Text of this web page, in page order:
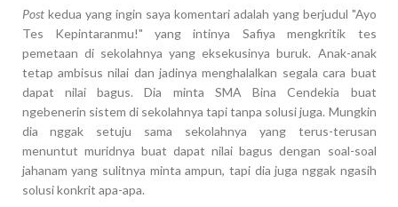
Post kedua yang ingin saya komentari adalah yang berjudul "Ayo
Tes Kepintaranmu!" yang intinya Safiya mengkritik tes
pemetaan di sekolahnya yang eksekusinya buruk. Anak-anak
tetap ambisus nilai dan jadinya menghalalkan segala cara buat
dapat nilai bagus. Dia minta SMA Bina Cendekia buat
ngebenerin sistem di sekolahnya tapi tanpa solusi juga. Mungkin
dia nggak setuju sama sekolahnya yang terus-terusan
menuntut muridnya buat dapat nilai bagus dengan soal-soal
jahanam yang sulitnya minta ampun, tapi dia juga nggak ngasih
solusi konkrit apa-apa.